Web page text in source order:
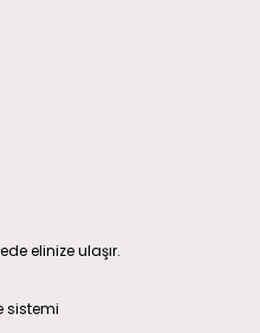
elinize ulaşır.
sistemi